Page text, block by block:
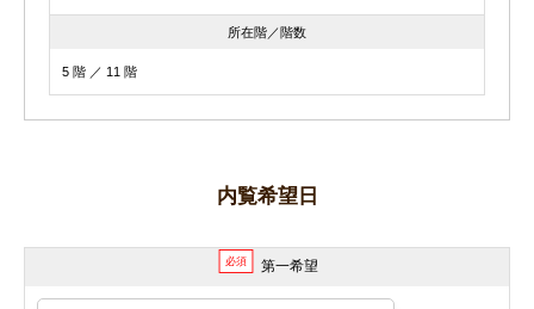
所在階／階数
5 階 ／ 11 階
内覧希望日
必須 第一希望